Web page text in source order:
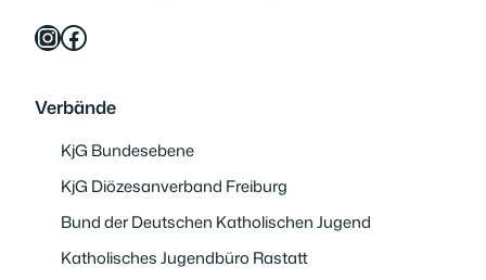
InstagramFacebook
Verbände
KjG Bundesebene
KjG Diözesanverband Freiburg
Bund der Deutschen Katholischen Jugend
Katholisches Jugendbüro Rastatt